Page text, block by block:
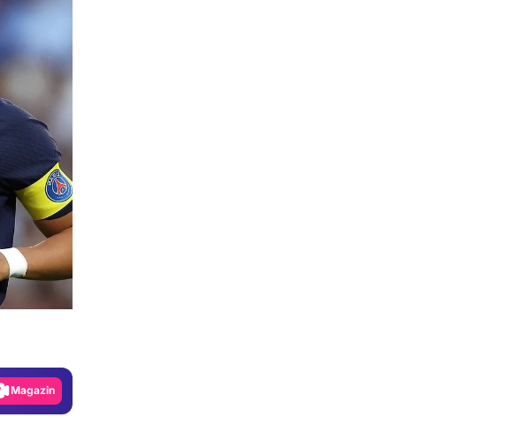
Video
Test
Magazin
Video